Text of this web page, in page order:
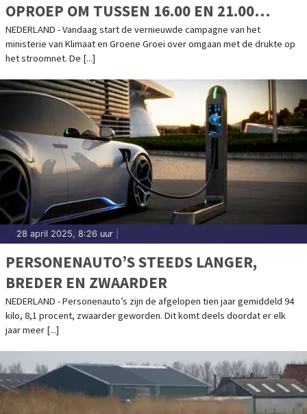
OPROEP OM TUSSEN 16.00 EN 21.00
MINDER STROOM TE GEBRUIKEN
NEDERLAND - Vandaag start de vernieuwde campagne van het
ministerie van Klimaat en Groene Groei over omgaan met de drukte op
het stroomnet. De [...]
28 april 2025, 8:26 uur
PERSONENAUTO’S STEEDS LANGER,
BREDER EN ZWAARDER
NEDERLAND - Personenauto’s zijn de afgelopen tien jaar gemiddeld 94
kilo, 8,1 procent, zwaarder geworden. Dit komt deels doordat er elk
jaar meer [...]